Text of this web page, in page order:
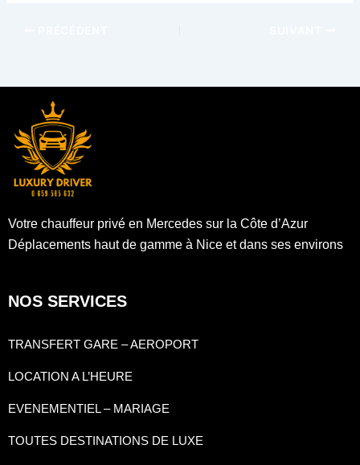
Votre chauffeur privé en Mercedes sur la Côte d’Azur
Déplacements haut de gamme à Nice et dans ses environs
NOS SERVICES
TRANSFERT GARE – AEROPORT
LOCATION A L’HEURE
EVENEMENTIEL – MARIAGE
TOUTES DESTINATIONS DE LUXE